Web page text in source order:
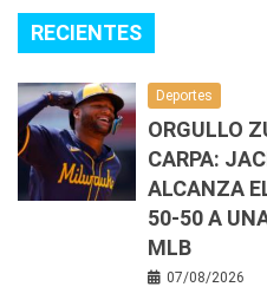
RECIENTES
Deportes
ORGULLO
CARPA:
ALCANZA
50-50 A
MLB
07/08/2026